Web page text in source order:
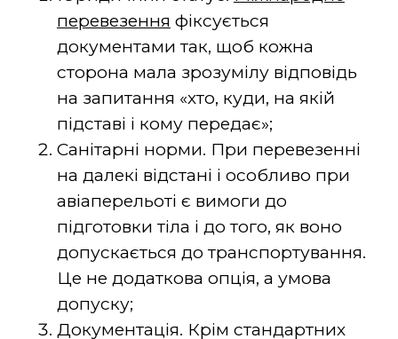
перевезення фіксується
документами так, щоб кожна
сторона мала зрозумілу відповідь
на запитання «хто, куди, на якій
підставі і кому передає»;
Санітарні норми. При перевезенні
на далекі відстані і особливо при
авіаперельоті є вимоги до
підготовки тіла і до того, як воно
допускається до транспортування.
Це не додаткова опція, а умова
допуску;
Документація. Крім стандартних